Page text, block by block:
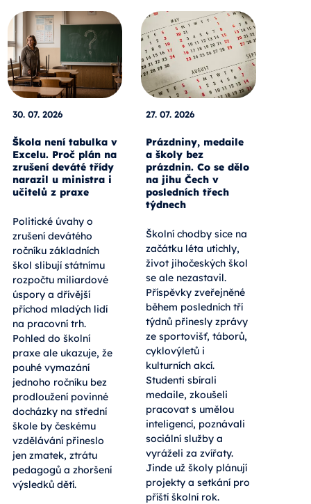
30. 07. 2026
Škola není tabulka v
Excelu. Proč plán na
zrušení deváté třídy
narazil u ministra i
učitelů z praxe
Politické úvahy o
zrušení devátého
ročníku základních
škol slibují státnímu
rozpočtu miliardové
úspory a dřívější
příchod mladých lidí
na pracovní trh.
Pohled do školní
praxe ale ukazuje, že
pouhé vymazání
jednoho ročníku bez
prodloužení povinné
docházky na střední
škole by českému
vzdělávání přineslo
jen zmatek, ztrátu
pedagogů a zhoršení
výsledků dětí.
27. 07. 2026
Prázdniny, medaile
a školy bez
prázdnin. Co se dělo
na jihu Čech v
posledních třech
týdnech
Školní chodby sice na
začátku léta utichly,
život jihočeských škol
se ale nezastavil.
Příspěvky zveřejněné
během posledních tří
týdnů přinesly zprávy
ze sportovišť, táborů,
cyklovýletů i
kulturních akcí.
Studenti sbírali
medaile, zkoušeli
pracovat s umělou
inteligencí, poznávali
sociální služby a
vyráželi za zvířaty.
Jinde už školy plánují
projekty a setkání pro
příští školní rok.